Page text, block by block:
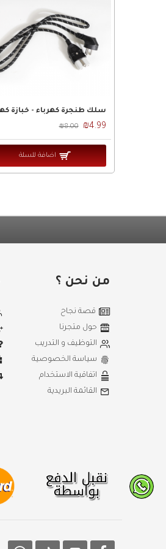
₪4.99
₪8.00
اضافة للسلة
من نحن ؟
قصة نجاح
حول متجرنا
التوظيف و التدريب
سياسة الخصوصية
اتفاقية الاستخدام
القائمة البريدية